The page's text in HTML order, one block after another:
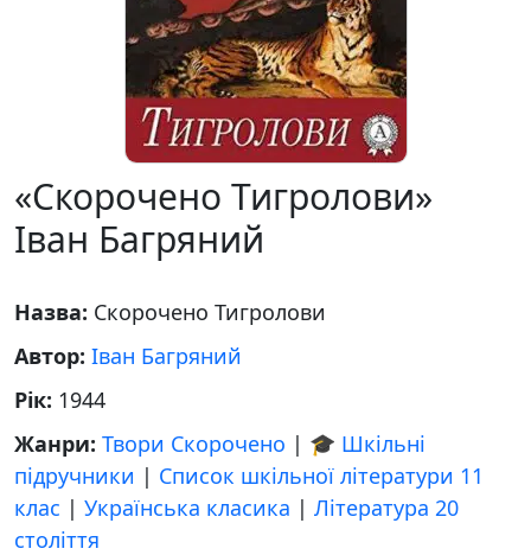
«Скорочено Тигролови»
Іван Багряний
Назва: Скорочено Тигролови
Автор: Іван Багряний
Рік: 1944
Жанри: Твори Скорочено | 🎓 Шкільні
підручники | Список шкільної літератури 11
клас | Українська класика | Література 20
століття